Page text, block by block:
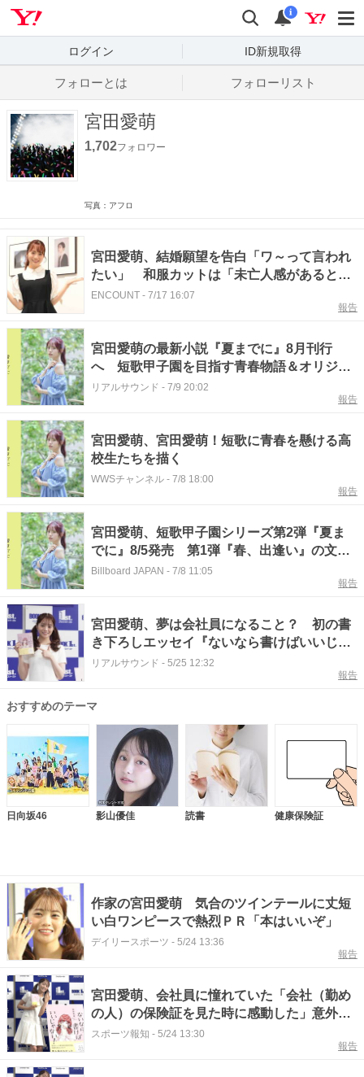
検索
通知
i
ログイン ID新規取得
フォローとは フォローリスト
宮田愛萌
1,702フォロワー
写真：アフロ
宮田愛萌、結婚願望を告白「ワ～って言われ
たい」 和服カットは「未亡人感があると言
われる」
ENCOUNT - 7/17 16:07
報告
宮田愛萌の最新小説『夏までに』8月刊行
へ 短歌甲子園を目指す青春物語＆オリジナ
ル短歌も
リアルサウンド - 7/9 20:02
報告
宮田愛萌、宮田愛萌！短歌に青春を懸ける高
校生たちを描く
WWSチャンネル - 7/8 18:00
報告
宮田愛萌、短歌甲子園シリーズ第2弾『夏ま
でに』8/5発売 第1弾『春、出逢い』の文庫
化も同時発表
Billboard JAPAN - 7/8 11:05
報告
宮田愛萌、夢は会社員になること？ 初の書
き下ろしエッセイ『ないなら書けばいいじゃ
ない！』をアピール
リアルサウンド - 5/25 12:32
報告
おすすめのテーマ
日向坂46 影山優佳 読書 健康保険証
作家の宮田愛萌 気合のツインテールに丈短
い白ワンピースで熱烈ＰＲ「本はいいぞ」
デイリースポーツ - 5/24 13:36
報告
宮田愛萌、会社員に憧れていた「会社（勤め
の人）の保険証を見た時に感動した」意外な
理由明かす
スポーツ報知 - 5/24 13:30
報告